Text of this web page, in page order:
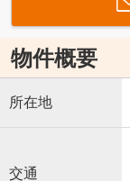
物件概要
所在地
交通